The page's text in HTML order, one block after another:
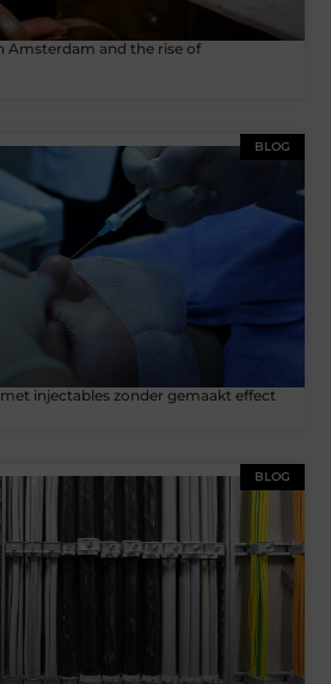
Amsterdam and the rise of
BLOG
injectables zonder gemaakt effect
BLOG